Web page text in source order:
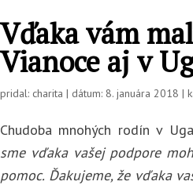
Vďaka vám
Vianoce aj v
pridal: charita | dátum: 8. januára 2018 |
Chudoba mnohých rodín v
sme vďaka vašej podpore
pomoc. Ďakujeme, že vďaka